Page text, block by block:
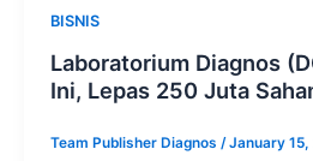
BISNIS
Laboratorium Diagnos
Ini, Lepas 250 Juta
Team Publisher Diagnos /January 15,